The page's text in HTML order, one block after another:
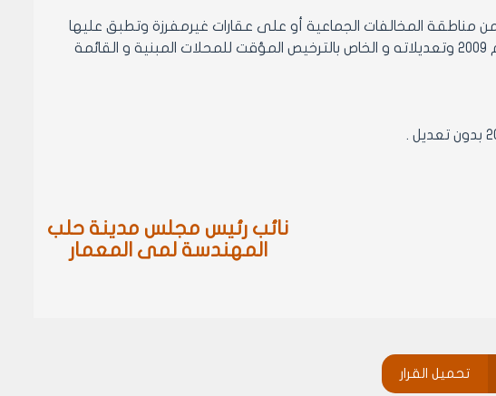
مناطقة المخالفات الجماعية أو على عقارات غيرمفرزة وتطبق عليها
الشروط المطلوبة بموجب قرار مجلس مدينة حلب رقم /145/ لعام 2009 وتعديلاته و الخاص بالترخيص المؤقت للمحلات المبنية و القائمة
نائب رئيس مجلس مدينة حلب
المهندسة لمى المعمار
تحميل القرار